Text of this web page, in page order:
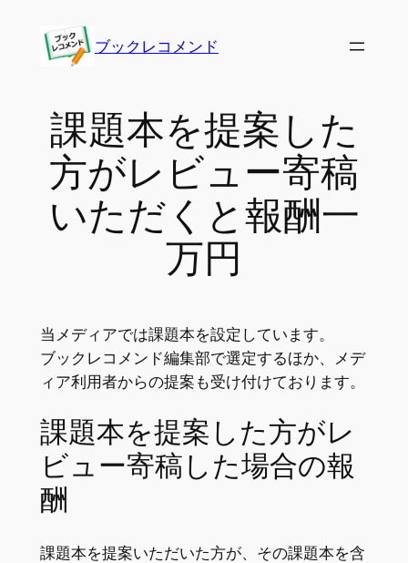
ブックレコメンド
課題本を提案した
方がレビュー寄稿
いただくと報酬一
万円
当メディアでは課題本を設定しています。
ブックレコメンド編集部で選定するほか、メデ
ィア利用者からの提案も受け付けております。
課題本を提案した方がレ
ビュー寄稿した場合の報
酬
課題本を提案いただいた方が、その課題本を含